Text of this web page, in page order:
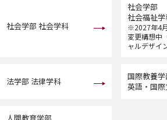
社会学部 社会学科
社会学部
社会福祉
※2027年4
変更構想中
ャルデザイ
法学部 法律学科
国際教養学
英語・国